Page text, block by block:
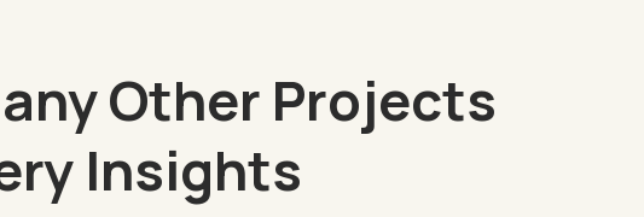
Other Projects
Insights